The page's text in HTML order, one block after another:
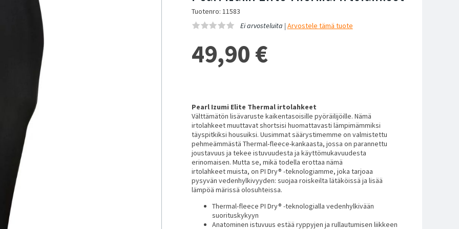
Tuotenro: 11583
Ei arvosteluita | Arvostele tämä tuote
49,90 €
Pearl Izumi Elite Thermal irtolahkeet
Välttämätön lisävaruste kaikentasoisille pyöräilijöille. Nämä
irtolahkeet muuttavat shortsisi huomattavasti lämpimämmiksi
täyspitkiksi housuiksi. Uusimmat säärystimemme on valmistettu
pehmeämmästä Thermal-fleece-kankaasta, jossa on parannettu
joustavuus ja tekee istuvuudesta ja käyttömukavuudesta
erinomaisen. Mutta se, mikä todella erottaa nämä
irtolahkeet muista, on PI Dry® -teknologiamme, joka tarjoaa
pysyvän vedenhylkivyyden: suojaa roiskeilta lätäköissä ja lisää
lämpöä märissä olosuhteissa.
Thermal-fleece PI Dry® -teknologialla vedenhylkivään
suorituskykyyn
Anatominen istuvuus estää ryppyjen ja rullautumisen liikkeen